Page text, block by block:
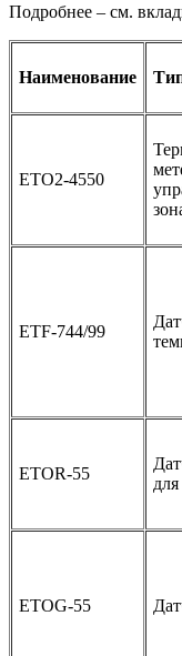
Подробнее – см.
Наименование
ETO2-4550
ETF-744/99
ETOR-55
ETOG-55